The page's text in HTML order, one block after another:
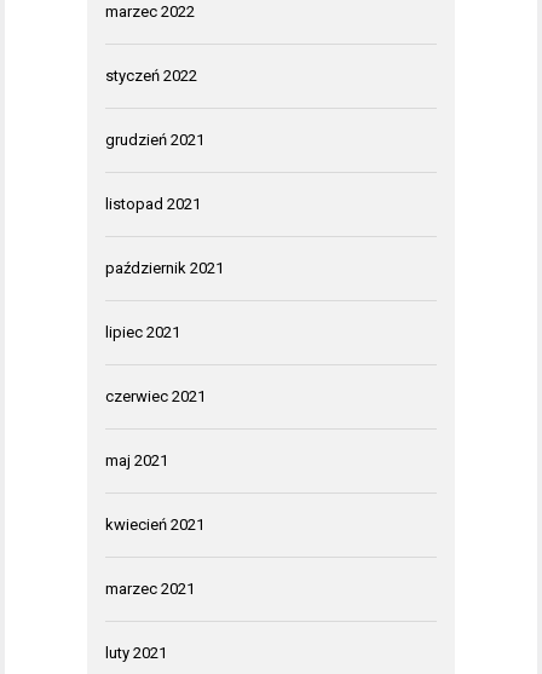
marzec 2022
styczeń 2022
grudzień 2021
listopad 2021
październik 2021
lipiec 2021
czerwiec 2021
maj 2021
kwiecień 2021
marzec 2021
luty 2021